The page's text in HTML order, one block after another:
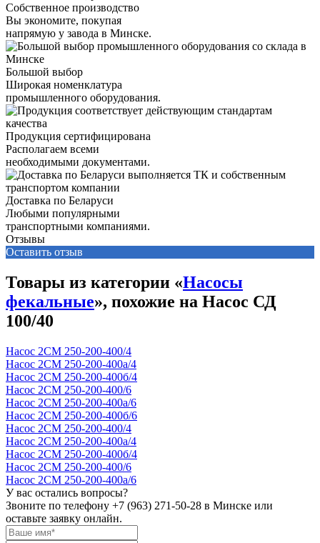
Собственное производство
Вы экономите, покупая
напрямую у завода в Минске.
Большой выбор
Широкая номенклатура
промышленного оборудования.
Продукция сертифицирована
Располагаем всеми
необходимыми документами.
Доставка по Беларуси
Любыми популярными
транспортными компаниями.
Отзывы
Оставить отзыв
Товары из категории «Насосы
фекальные», похожие на Насос СД
100/40
Насос 2СМ 250-200-400/4
Насос 2СМ 250-200-400а/4
Насос 2СМ 250-200-400б/4
Насос 2СМ 250-200-400/6
Насос 2СМ 250-200-400а/6
Насос 2СМ 250-200-400б/6
Насос 2СМ 250-200-400/4
Насос 2СМ 250-200-400а/4
Насос 2СМ 250-200-400б/4
Насос 2СМ 250-200-400/6
Насос 2СМ 250-200-400а/6
У вас остались вопросы?
Звоните по телефону +7 (963) 271-50-28 в Минске или
оставьте заявку онлайн.